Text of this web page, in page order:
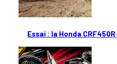
Essai : la Honda